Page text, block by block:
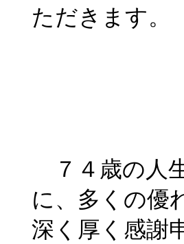
ただきます。
７４歳の人
に、多くの優
深く厚く感謝